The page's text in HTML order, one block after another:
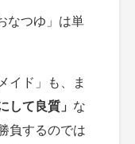
なつゆ」は単
イド」も、ま
して良質」 な
負するのでは